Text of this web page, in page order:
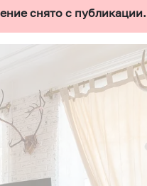
снято с публикации.